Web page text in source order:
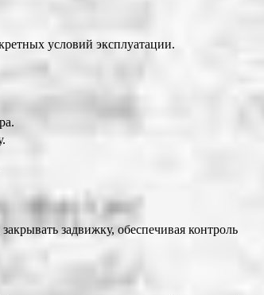
условий эксплуатации.
задвижку, обеспечивая контроль